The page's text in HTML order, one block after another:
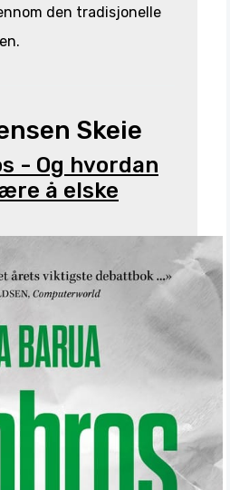
den tradisjonelle
Skeie
- Og hvordan
å elske